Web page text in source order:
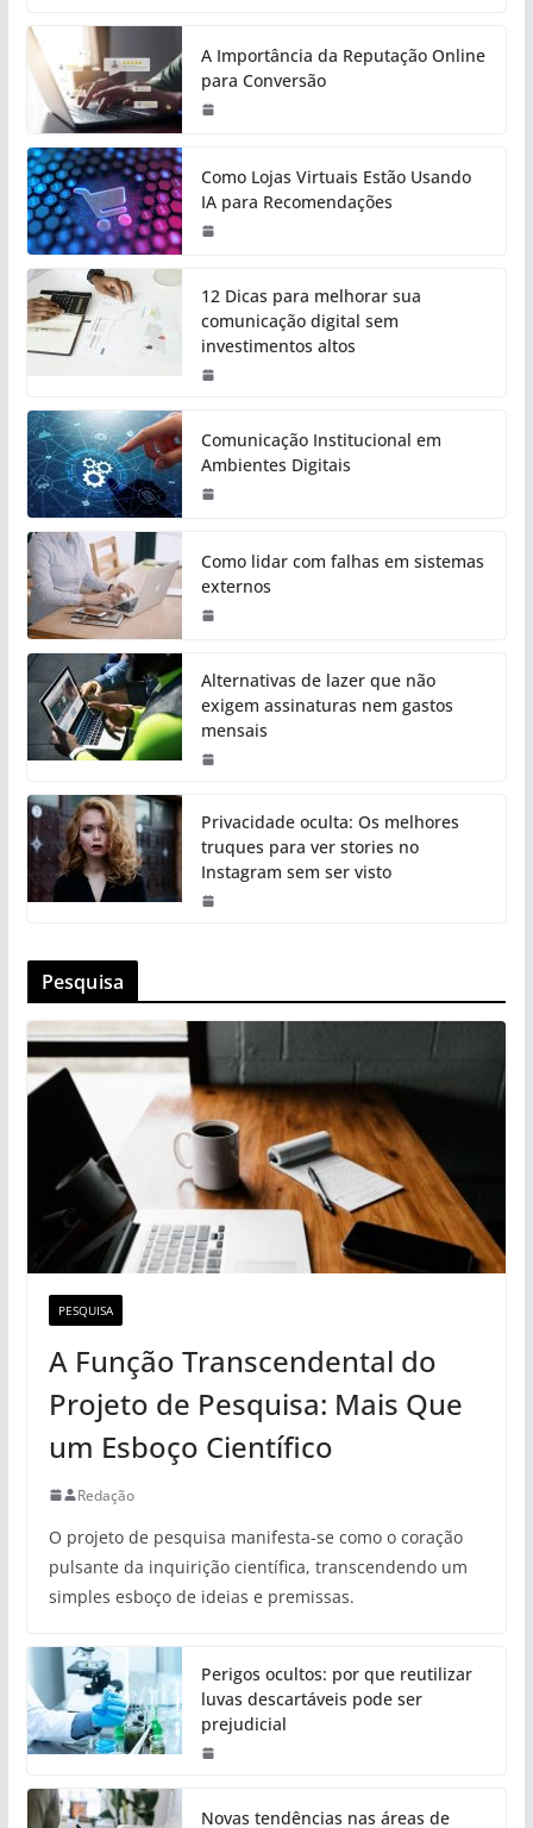
A Importância da Reputação Online
para Conversão
Como Lojas Virtuais Estão Usando
IA para Recomendações
12 Dicas para melhorar sua
comunicação digital sem
investimentos altos
Comunicação Institucional em
Ambientes Digitais
Como lidar com falhas em sistemas
externos
Alternativas de lazer que não
exigem assinaturas nem gastos
mensais
Privacidade oculta: Os melhores
truques para ver stories no
Instagram sem ser visto
Pesquisa
PESQUISA
A Função Transcendental do
Projeto de Pesquisa: Mais Que
um Esboço Científico
Redação
O projeto de pesquisa manifesta-se como o coração
pulsante da inquirição científica, transcendendo um
simples esboço de ideias e premissas.
Perigos ocultos: por que reutilizar
luvas descartáveis pode ser
prejudicial
Novas tendências nas áreas de